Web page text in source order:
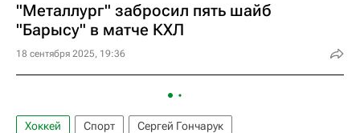
"Металлург" забросил пять шайб
"Барысу" в матче КХЛ
18 сентября 2025, 19:36
Хоккей Спорт
Сергей Гончарук